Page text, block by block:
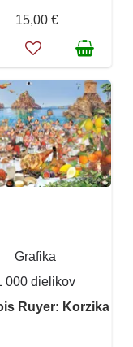
15,00 €
Grafika
000 dielikov
Ruyer: Korzika